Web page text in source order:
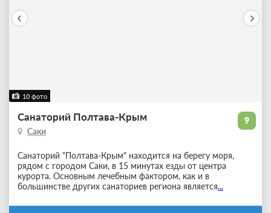
10 фото
9
Санаторий Полтава-Крым
Саки
Санаторий "Полтава-Крым" находится на берегу моря,
рядом с городом Саки, в 15 минутах езды от центра
курорта. Основным лечебным фактором, как и в
большинстве других санаториев региона является...